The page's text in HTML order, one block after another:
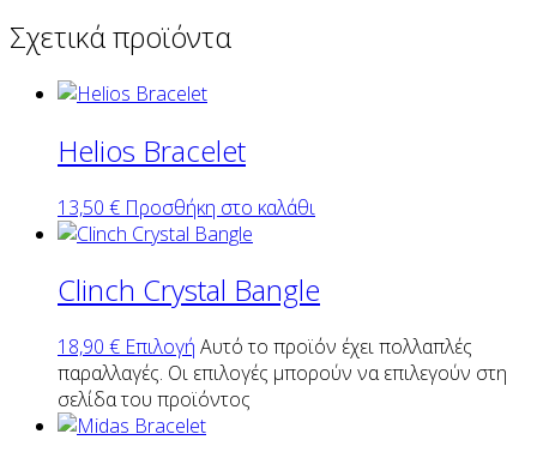
Σχετικά προϊόντα
Helios Bracelet
13,50 € Προσθήκη στο καλάθι
Clinch Crystal Bangle
18,90 € Επιλογή Αυτό το προϊόν έχει πολλαπλές
παραλλαγές. Οι επιλογές μπορούν να επιλεγούν στη
σελίδα του προϊόντος